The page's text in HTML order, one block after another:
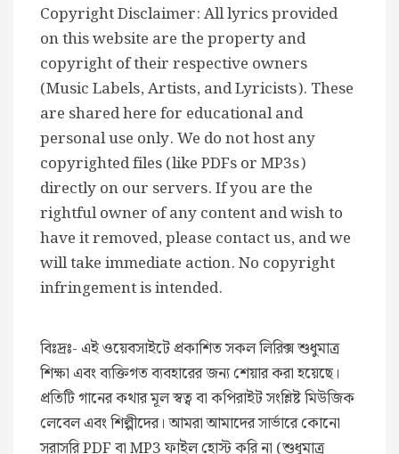
Copyright Disclaimer: All lyrics provided
on this website are the property and
copyright of their respective owners
(Music Labels, Artists, and Lyricists). These
are shared here for educational and
personal use only. We do not host any
copyrighted files (like PDFs or MP3s)
directly on our servers. If you are the
rightful owner of any content and wish to
have it removed, please contact us, and we
will take immediate action. No copyright
infringement is intended.
বিঃদ্রঃ- এই ওয়েবসাইটে প্রকাশিত সকল লিরিক্স শুধুমাত্র
শিক্ষা এবং ব্যক্তিগত ব্যবহারের জন্য শেয়ার করা হয়েছে।
প্রতিটি গানের কথার মূল স্বত্ব বা কপিরাইট সংশ্লিষ্ট মিউজিক
লেবেল এবং শিল্পীদের। আমরা আমাদের সার্ভারে কোনো
সরাসরি PDF বা MP3 ফাইল হোস্ট করি না (শুধুমাত্র